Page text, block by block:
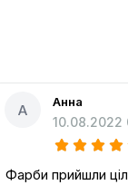
А Анна
10.08.2022
Фарби прийшли